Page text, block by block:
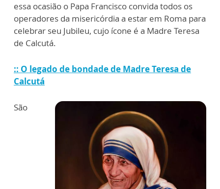
essa ocasião o Papa Francisco convida todos os
operadores da misericórdia a estar em Roma para
celebrar seu Jubileu, cujo ícone é a Madre Teresa
de Calcutá.
:: O legado de bondade de Madre Teresa de
Calcutá
São